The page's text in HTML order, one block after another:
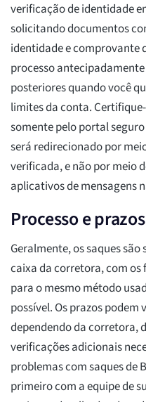
verificação de identidade
solicitando documentos
identidade e comprovante
processo
posteriores quando você
limites da conta.
somente pelo portal
será redirecionado por
verificada, e não por meio
aplicativos de mensagens
Processo e
Geralmente, os saques
caixa da corretora, com os
para o mesmo método
possível. Os prazos
dependendo da corretora,
verificações adicionais
problemas com saques de
primeiro com a equipe de